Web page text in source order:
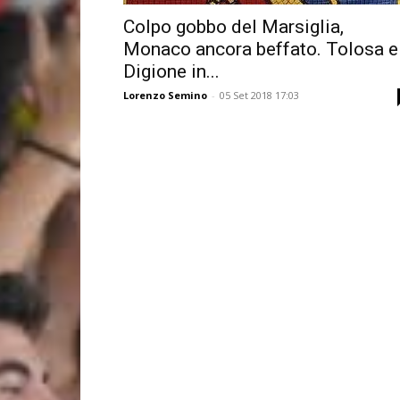
Colpo gobbo del Marsiglia,
Monaco ancora beffato. Tolosa e
Digione in...
Lorenzo Semino - 05 Set 2018 17:03